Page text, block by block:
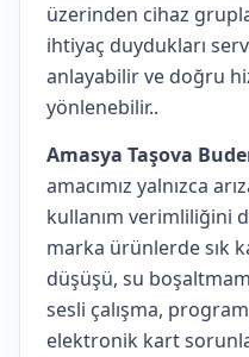
üzerinden cihaz
ihtiyaç duydukları
anlayabilir ve doğru
yönlenebilir..
Amasya Taşova
amacımız yalnızca
kullanım verimliliğini
marka ürünlerde sık
düşüşü, su
sesli çalışma,
elektronik kart